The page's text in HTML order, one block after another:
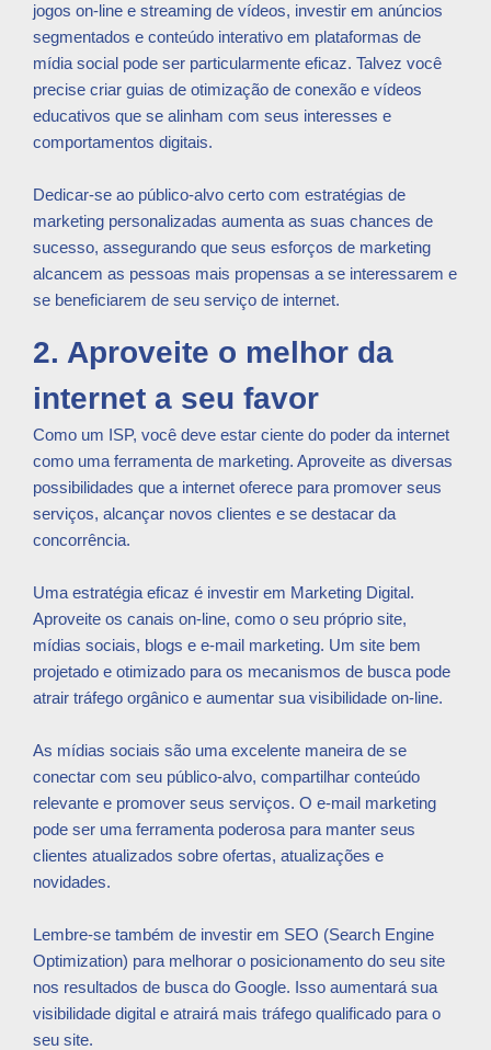
jogos on-line e streaming de vídeos, investir em anúncios
segmentados e conteúdo interativo em plataformas de
mídia social pode ser particularmente eficaz. Talvez você
precise criar guias de otimização de conexão e vídeos
educativos que se alinham com seus interesses e
comportamentos digitais.
Dedicar-se ao público-alvo certo com estratégias de
marketing personalizadas aumenta as suas chances de
sucesso, assegurando que seus esforços de marketing
alcancem as pessoas mais propensas a se interessarem e
se beneficiarem de seu serviço de internet.
2. Aproveite o melhor da
internet a seu favor
Como um ISP, você deve estar ciente do poder da internet
como uma ferramenta de marketing. Aproveite as diversas
possibilidades que a internet oferece para promover seus
serviços, alcançar novos clientes e se destacar da
concorrência.
Uma estratégia eficaz é investir em Marketing Digital.
Aproveite os canais on-line, como o seu próprio site,
mídias sociais, blogs e e-mail marketing. Um site bem
projetado e otimizado para os mecanismos de busca pode
atrair tráfego orgânico e aumentar sua visibilidade on-line.
As mídias sociais são uma excelente maneira de se
conectar com seu público-alvo, compartilhar conteúdo
relevante e promover seus serviços. O e-mail marketing
pode ser uma ferramenta poderosa para manter seus
clientes atualizados sobre ofertas, atualizações e
novidades.
Lembre-se também de investir em SEO (Search Engine
Optimization) para melhorar o posicionamento do seu site
nos resultados de busca do Google. Isso aumentará sua
visibilidade digital e atrairá mais tráfego qualificado para o
seu site.